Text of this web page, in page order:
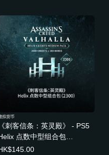
《刺客信条：英灵殿》 - PS5
点数中型组合包
2300） (中日英韩文版)
拟货币